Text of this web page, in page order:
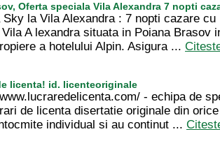
Oferta speciala Vila Alexandra 7 nopti
la Vila Alexandra : 7 nopti cazare cu
A lexandra situata in Poiana Brasov
a hotelului Alpin. Asigura ...
licenta! id. licenteoriginale
- echipa de
de licenta disertatie originale din
individual si au continut ...